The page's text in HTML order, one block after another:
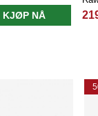
KJØP NÅ